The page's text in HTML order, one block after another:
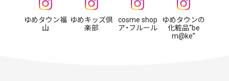
ゆめタウン福
山
ゆめキッズ倶
楽部
cosme shop
ア・フルール
ゆめタウンの
化粧品“be
m@ke”